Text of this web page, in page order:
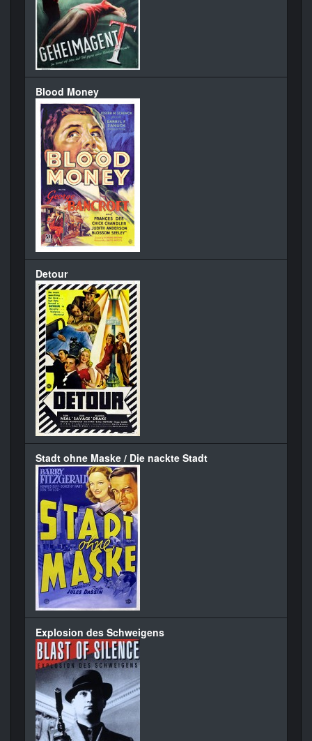
Blood Money
Detour
Stadt ohne Maske / Die nackte Stadt
Explosion des Schweigens